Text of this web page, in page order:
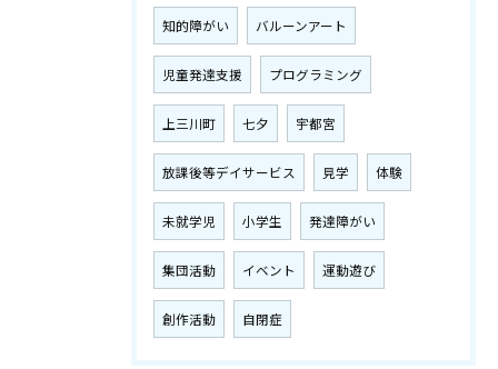
知的障がい バルーンアート
児童発達支援 プログラミング
上三川町 七夕 宇都宮
放課後等デイサービス 見学 体験
未就学児 小学生 発達障がい
集団活動 イベント 運動遊び
創作活動 自閉症